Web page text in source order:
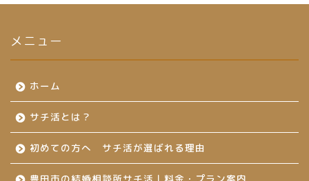
メニュー
ホーム
サチ活とは？
初めての方へ サチ活が選ばれる理由
豊田市の結婚相談所サチ活｜料金・プラン案内